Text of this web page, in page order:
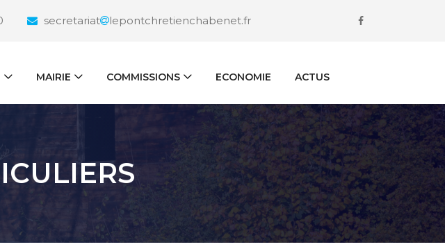
secretariat lepontchretienchabenet.fr
MAIRIE COMMISSIONS ECONOMIE ACTUS